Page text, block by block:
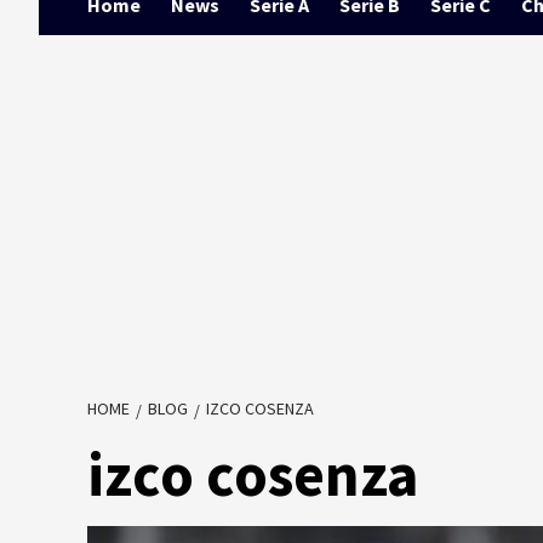
Home News Serie A Serie B Serie C
HOME BLOG IZCO COSENZA
izco cosenza